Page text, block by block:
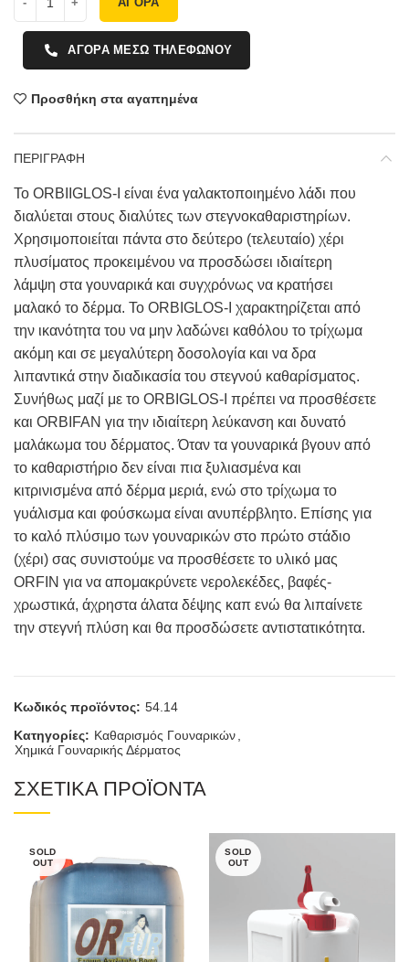
ΑΓΟΡΑ ΜΕΣΩ ΤΗΛΕΦΩΝΟΥ
Προσθήκη στα αγαπημένα
ΠΕΡΙΓΡΑΦΗ
Το ORBIIGLOS-Ι είναι ένα γαλακτοποιημένο λάδι που
διαλύεται στους διαλύτες των στεγνοκαθαριστηρίων.
Χρησιμοποιείται πάντα στο δεύτερο (τελευταίο) χέρι
πλυσίματος προκειμένου να προσδώσει ιδιαίτερη
λάμψη στα γουναρικά και συγχρόνως να κρατήσει
μαλακό το δέρμα. Το ORBIGLOS-Ι χαρακτηρίζεται από
την ικανότητα του να μην λαδώνει καθόλου το τρίχωμα
ακόμη και σε μεγαλύτερη δοσολογία και να δρα
λιπαντικά στην διαδικασία του στεγνού καθαρίσματος.
Συνήθως μαζί με το ORBIGLOS-Ι πρέπει να προσθέσετε
και ORBIFAN για την ιδιαίτερη λεύκανση και δυνατό
μαλάκωμα του δέρματος. Όταν τα γουναρικά βγουν από
το καθαριστήριο δεν είναι πια ξυλιασμένα και
κιτρινισμένα από δέρμα μεριά, ενώ στο τρίχωμα το
γυάλισμα και φούσκωμα είναι ανυπέρβλητο. Επίσης για
το καλό πλύσιμο των γουναρικών στο πρώτο στάδιο
(χέρι) σας συνιστούμε να προσθέσετε το υλικό μας
ORFIN για να απομακρύνετε νερολεκέδες, βαφές-
χρωστικά, άχρηστα άλατα δέψης καπ ενώ θα λιπαίνετε
την στεγνή πλύση και θα προσδώσετε αντιστατικότητα.
Κωδικός προϊόντος: 54.14
Κατηγορίες: Καθαρισμός Γουναρικών
Χημικά Γουναρικής Δέρματος
ΣΧΕΤΙΚΑ ΠΡΟΪΟΝΤΑ
SOLD
OUT
SOLD
OUT